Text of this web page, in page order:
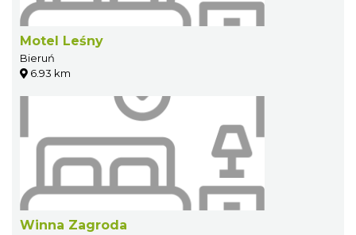
Motel Leśny
Bieruń
6.93 km
Winna Zagroda